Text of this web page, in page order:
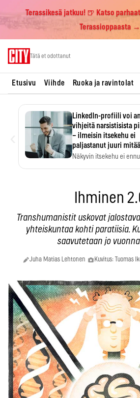
Terassikesä jatkuu! 🍺 Katso
Terassioppaasta →
Tätä et odottanut
Etusivu Viihde Ruoka ja ravintolat
LinkedIn-profiili voi
vihjeitä narsistisista
– ilmeisin itsekehu ei
paljastanut juuri
Näkyvin itsekehu ei
Ihminen
Transhumanistit uskovat
yhteiskuntaa kohti paratiisia.
saavutetaan jo
Juha Matias Lehtonen Kuvitus: Tuomas